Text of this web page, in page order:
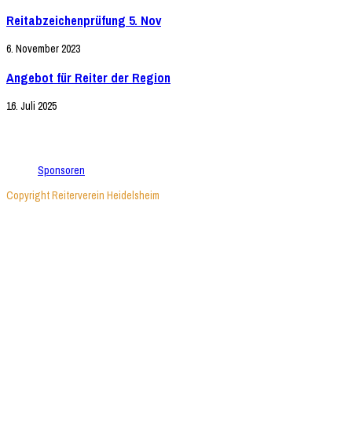
Reitabzeichenprüfung 5. Nov
6. November 2023
Angebot für Reiter der Region
16. Juli 2025
Sponsoren
Copyright Reiterverein Heidelsheim